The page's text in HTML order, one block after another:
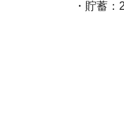
・貯蓄：